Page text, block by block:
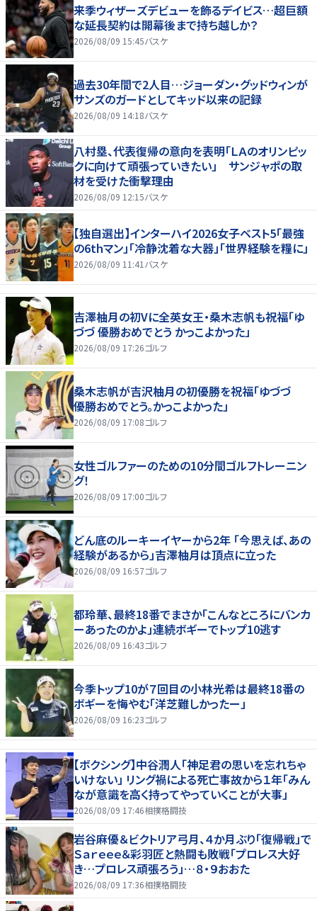
来季ウィザーズデビューを飾るデイビス…超巨額
な延長契約は開幕後まで持ち越しか？
2026/08/09 15:45バスケ
過去30年間で2人目…ジョーダン・グッドウィンが
サンズのガードとしてキッド以来の記録
2026/08/09 14:18バスケ
八村塁、代表復帰の意向を表明「ＬＡのオリンピッ
クに向けて頑張っていきたい」 サンジャポの取
材を受けた衝撃理由
2026/08/09 12:15バスケ
【独自選出】インターハイ2026女子ベスト5「最強
の6thマン」「冷静沈着な大器」「世界経験を糧に」
2026/08/09 11:41 バスケ
吉澤柚月の初Vに全英女王・桑木志帆も祝福「ゆ
づづ 優勝おめでとう かっこよかった」
2026/08/09 17:26ゴルフ
桑木志帆が吉沢柚月の初優勝を祝福「ゆづづ
優勝おめでとう。かっこよかった」
2026/08/09 17:08ゴルフ
女性ゴルファーのための10分間ゴルフトレーニン
グ！
2026/08/09 17:00ゴルフ
どん底のルーキーイヤーから2年 「今思えば、あの
経験があるから」吉澤柚月は頂点に立った
2026/08/09 16:57ゴルフ
都玲華、最終18番でまさか「こんなところにバンカ
ーあったのかよ」連続ボギーでトップ10逃す
2026/08/09 16:43ゴルフ
今季トップ10が７回目の小林光希は最終18番の
ボギーを悔やむ「洋芝難しかったー」
2026/08/09 16:23ゴルフ
【ボクシング】中谷潤人「神足君の思いを忘れちゃ
いけない」 リング禍による死亡事故から１年「みん
なが意識を高く持ってやっていくことが大事」
2026/08/09 17:46相撲格闘技
岩谷麻優＆ビクトリア弓月、４か月ぶり「復帰戦」で
Ｓａｒｅｅｅ＆彩羽匠と熱闘も敗戦「プロレス大好
き…プロレス頑張ろう」…８・９おおた
2026/08/09 17:36相撲格闘技